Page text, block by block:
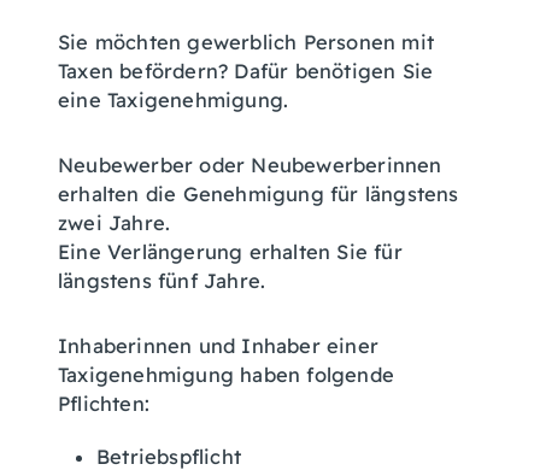
Sie möchten gewerblich Personen mit
Taxen befördern? Dafür benötigen Sie
eine Taxigenehmigung.
Neubewerber oder Neubewerberinnen
erhalten die Genehmigung für längstens
zwei Jahre.
Eine Verlängerung erhalten Sie für
längstens fünf Jahre.
Inhaberinnen und Inhaber einer
Taxigenehmigung haben folgende
Pflichten:
Betriebspflicht